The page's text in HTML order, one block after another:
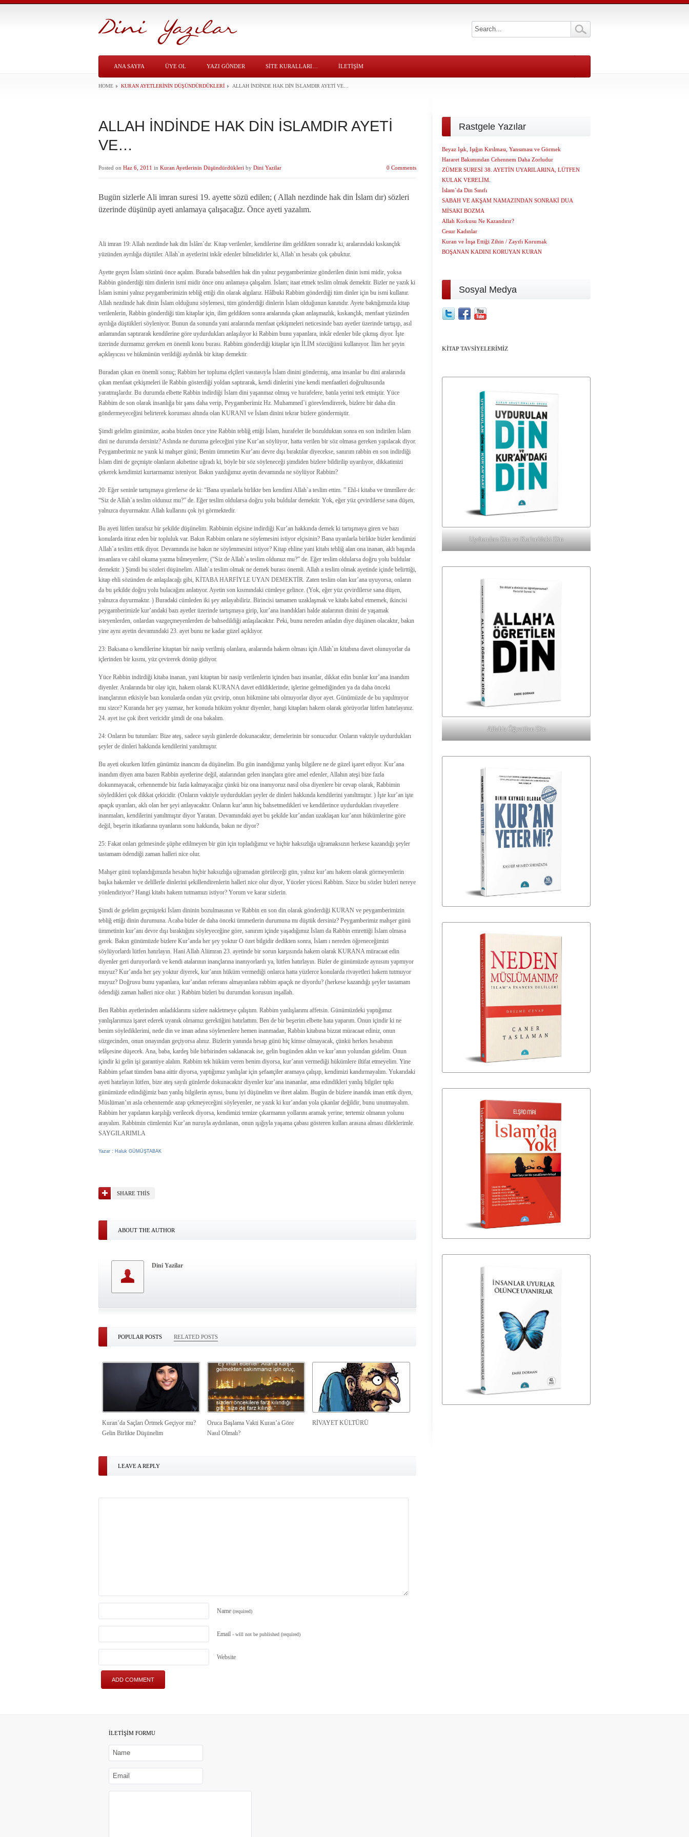
ANA SAYFA ÜYE OL YAZI GÖNDER SITE KURALLARI… İLETİŞİM
HOME KURAN AYETLERININ DÜŞÜNDÜRDÜKLERI ALLAH İNDİNDE HAK DİN İSLAMDIR AYETİ VE…
ALLAH İNDİNDE HAK DİN İSLAMDIR AYETİ
VE…
Posted on Haz 6, 2011 in Kuran Ayetlerinin Düşündürdükleri by Dini Yazilar 0 Comments
Bugün sizlerle Ali imran suresi 19. ayette sözü edilen; ( Allah nezdinde hak din İslam dır) sözleri
üzerinde düşünüp ayeti anlamaya çalışacağız. Önce ayeti yazalım.
Ali imran 19: Allah nezdinde hak din İslâm`dır. Kitap verilenler, kendilerine ilim geldikten sonradır ki, aralarındaki kıskançlık
yüzünden ayrılığa düştüler. Allah`ın ayetlerini inkâr edenler bilmelidirler ki, Allah`ın hesabı çok çabuktur.
Ayette geçen İslam sözünü önce açalım. Burada bahsedilen hak din yalnız peygamberimize gönderilen dinin ismi midir, yoksa
Rabbin gönderdiği tüm dinlerin ismi midir önce onu anlamaya çalışalım. İslam; itaat etmek teslim olmak demektir. Bizler ne yazık ki
İslam ismini yalnız peygamberimizin tebliğ ettiği din olarak algılarız. Hâlbuki Rabbim gönderdiği tüm dinler için bu ismi kullanır.
Allah nezdinde hak dinin İslam olduğunu söylemesi, tüm gönderdiği dinlerin İslam olduğunun kanıtıdır. Ayete baktığımızda kitap
verilenlerin, Rabbin gönderdiği tüm kitaplar için, ilim geldikten sonra aralarında çıkan anlaşmazlık, kıskançlık, menfaat yüzünden
ayrılığa düştükleri söyleniyor. Bunun da sonunda yani aralarında menfaat çekişmeleri neticesinde bazı ayetler üzerinde tartışıp, asıl
anlamından saptırarak kendilerine göre uydurdukları anlaşılıyor ki Rabbim bunu yapanlara, inkâr edenler bile çıkmış diyor. İşte
üzerinde durmamız gereken en önemli konu burası. Rabbim gönderdiği kitaplar için İLİM sözcüğünü kullanıyor. İlim her şeyin
açıklayıcısı ve hükmünün verildiği aydınlık bir kitap demektir.
Buradan çıkan en önemli sonuç; Rabbim her topluma elçileri vasıtasıyla İslam dinini göndermiş, ama insanlar bu dini aralarında
çıkan menfaat çekişmeleri ile Rabbin gösterdiği yoldan saptırarak, kendi dinlerini yine kendi menfaatleri doğrultusunda
yaratmışlardır. Bu durumda elbette Rabbin indirdiği İslam dini yaşanmaz olmuş ve hurafelere, batıla yerini terk etmiştir. Yüce
Rabbim de son olarak insanlığa bir şans daha verip, Peygamberimiz Hz. Muhammed`i görevlendirerek, bizlere bir daha din
göndermeyeceğini belirterek koruması altında olan KURANI ve İslam dinini tekrar bizlere göndermiştir.
Şimdi gelelim günümüze, acaba bizden önce yine Rabbin tebliğ ettiği İslam, hurafeler ile bozulduktan sonra en son indirilen İslam
dini ne durumda dersiniz? Aslında ne duruma geleceğini yine Kur’an söylüyor, hatta verilen bir söz olmasa gereken yapılacak diyor.
Peygamberimiz ne yazık ki mahşer günü; Benim ümmetim Kur’anı devre dışı bıraktılar diyecekse, sanırım rabbin en son indirdiği
İslam dini de geçmişte olanların akıbetine uğradı ki, böyle bir söz söyleneceği şimdiden bizlere bildirilip uyarılıyor, dikkatimizi
çekerek kendimizi kurtarmamız isteniyor. Bakın yazdığımız ayetin devamında ne söylüyor Rabbim?
20: Eğer seninle tartışmaya girerlerse de ki: “Bana uyanlarla birlikte ben kendimi Allah`a teslim ettim. ” Ehl-i kitaba ve ümmîlere de:
“Siz de Allah`a teslim oldunuz mu?” de. Eğer teslim oldularsa doğru yolu buldular demektir. Yok, eğer yüz çevirdilerse sana düşen,
yalnızca duyurmaktır. Allah kullarını çok iyi görmektedir.
Bu ayeti lütfen tarafsız bir şekilde düşünelim. Rabbimin elçisine indirdiği Kur’an hakkında demek ki tartışmaya giren ve bazı
konularda itiraz eden bir topluluk var. Bakın Rabbim onlara ne söylemesini istiyor elçisinin? Bana uyanlarla birlikte bizler kendimizi
Allah`a teslim ettik diyor. Devamında ise bakın ne söylenmesini istiyor? Kitap ehline yani kitabı tebliğ alan ona inanan, aklı başında
insanlara ve cahil okuma yazma bilmeyenlere, (“Siz de Allah`a teslim oldunuz mu?” de. Eğer teslim oldularsa doğru yolu buldular
demektir. ) Şimdi bu sözleri düşünelim. Allah`a teslim olmak ne demek burası önemli. Allah a teslim olmak ayetinde içinde belirttiği,
kitap ehli sözünden de anlaşılacağı gibi, KİTABA HARFİYLE UYAN DEMEKTİR. Zaten teslim olan kur’ana uyuyorsa, onların
da bu şekilde doğru yolu bulacağını anlatıyor. Ayetin son kısmındaki cümleye gelince. (Yok, eğer yüz çevirdilerse sana düşen,
yalnızca duyurmaktır. ) Buradaki cümleden iki şey anlayabiliriz. Birincisi tamamen uzaklaşmak ve kitabı kabul etmemek, ikincisi
peygamberimizle kur’andaki bazı ayetler üzerinde tartışmaya girip, kur’ana inandıkları halde atalarının dinini de yaşamak
isteyenlerden, onlardan vazgeçmeyenlerden de bahsedildiği anlaşılacaktır. Peki, bunu nereden anladın diye düşünen olacaktır, bakın
yine aynı ayetin devamındaki 23. ayet bunu ne kadar güzel açıklıyor.
23: Baksana o kendilerine kitaptan bir nasip verilmiş olanlara, aralarında hakem olması için Allah`ın kitabına davet olunuyorlar da
içlerinden bir kısmı, yüz çevirerek dönüp gidiyor.
Yüce Rabbin indirdiği kitaba inanan, yani kitaptan bir nasip verilenlerin içinden bazı insanlar, dikkat edin bunlar kur’ana inandım
diyenler. Aralarında bir olay için, hakem olarak KURANA davet edildiklerinde, işlerine gelmediğinden ya da daha önceki
inançlarının etkisiyle bazı konularda ondan yüz çevirip, onun hükmüne tabi olmuyorlar diyor ayet. Günümüzde de bu yapılmıyor
mu sizce? Kuranda her şey yazmaz, her konuda hüküm yoktur diyenler, hangi kitapları hakem olarak görüyorlar lütfen hatırlayınız.
24. ayet ise çok ibret vericidir şimdi de ona bakalım.
24: Onların bu tutumları: Bize ateş, sadece sayılı günlerde dokunacaktır, demelerinin bir sonucudur. Onların vaktiyle uydurdukları
şeyler de dinleri hakkında kendilerini yanıltmıştır.
Bu ayeti okurken lütfen günümüz inancını da düşünelim. Bu gün inandığımız yanlış bilgilere ne de güzel işaret ediyor. Kur’ana
inandım diyen ama bazen Rabbin ayetlerine değil, atalarından gelen inançlara göre amel edenler, Allahın ateşi bize fazla
dokunmayacak, cehennemde biz fazla kalmayacağız çünkü biz ona inanıyoruz nasıl olsa diyenlere bir cevap olarak, Rabbimin
söyledikleri çok dikkat çekicidir. (Onların vaktiyle uydurdukları şeyler de dinleri hakkında kendilerini yanıltmıştır. ) İşte kur’an işte
apaçık uyarıları, aklı olan her şeyi anlayacaktır. Onların kur’anın hiç bahsetmedikleri ve kendilerince uydurdukları rivayetlere
inanmaları, kendilerini yanıltmıştır diyor Yaratan. Devamındaki ayet bu şekilde kur’andan uzaklaşan kur’anın hükümlerine göre
değil, beşerin itikatlarına uyanların sonu hakkında, bakın ne diyor?
25: Fakat onları gelmesinde şüphe edilmeyen bir gün için topladığımız ve hiçbir haksızlığa uğramaksızın herkese kazandığı şeyler
tastamam ödendiği zaman halleri nice olur.
Mahşer günü toplandığımızda hesabın hiçbir haksızlığa uğramadan görüleceği gün, yalnız kur’anı hakem olarak görmeyenlerin
başka hakemler ve delillerle dinlerini şekillendirenlerin halleri nice olur diyor, Yüceler yücesi Rabbim. Sizce bu sözler bizleri nereye
yönlendiriyor? Hangi kitabı hakem tutmamızı istiyor? Yorum ve karar sizlerin.
Şimdi de gelelim geçmişteki İslam dininin bozulmasının ve Rabbin en son din olarak gönderdiği KURAN ve peygamberimizin
tebliğ ettiği dinin durumuna. Acaba bizler de daha önceki ümmetlerin durumuna mı düştük dersiniz? Peygamberimiz mahşer günü
ümmetinin kur’anı devre dışı bıraktığını söyleyeceğine göre, sanırım içinde yaşadığımız İslam da Rabbin emrettiği İslam olmasa
gerek. Bakın günümüzde bizlere Kur’anda her şey yoktur O özet bilgidir dedikten sonra, İslam ı nereden öğreneceğimizi
söylüyorlardı lütfen hatırlayın. Hani Allah Aliimran 23. ayetinde bir sorun karşısında hakem olarak KURANA müracaat edin
diyenler geri duruyorlardı ve kendi atalarının inançlarına inanıyorlardı ya, lütfen hatırlayın. Bizler de günümüzde aynısını yapmıyor
muyuz? Kur’anda her şey yoktur diyerek, kur’anın hüküm vermediği onlarca hatta yüzlerce konularda rivayetleri hakem tutmuyor
muyuz? Doğrusu bunu yapanlara, kur’andan referans almayanlara rabbim apaçık ne diyordu? (herkese kazandığı şeyler tastamam
ödendiği zaman halleri nice olur. ) Rabbim bizleri bu durumdan korusun inşallah.
Ben Rabbin ayetlerinden anladıklarımı sizlere nakletmeye çalıştım. Rabbim yanlışlarımı affetsin. Günümüzdeki yaptığımız
yanlışlarımıza işaret ederek uyanık olmamız gerektiğini hatırlattım. Ben de bir beşerim elbette hata yaparım. Onun içindir ki ne
benim söylediklerimi, nede din ve iman adına söylenenlere hemen inanmadan, Rabbin kitabına bizzat müracaat ediniz, onun
süzgecinden, onun onayından geçiyorsa alınız. Bizlerin yanında hesap günü hiç kimse olmayacak, çünkü herkes hesabının
telâşesine düşecek. Ana, baba, kardeş bile birbirinden saklanacak ise, gelin bugünden aklın ve kur’anın yolundan gidelim. Onun
içindir ki gelin işi garantiye alalım. Rabbim tek hüküm veren benim diyorsa, kur’anın vermediği hükümlere iltifat etmeyelim. Yine
Rabbim şefaat tümden bana aittir diyorsa, yaptığımız yanlışlar için şefaatçiler aramaya çalışıp, kendimizi kandırmayalım. Yukarıdaki
ayeti hatırlayın lütfen, bize ateş sayılı günlerde dokunacaktır diyenler kur’ana inananlar, ama edindikleri yanlış bilgiler tıpkı
günümüzde edindiğimiz bazı yanlış bilgilerin aynısı, bunu iyi düşünelim ve ibret alalım. Bugün de bizlere inandık iman ettik diyen,
Müslüman’ın asla cehennemde azap çekmeyeceğini söyleyenler, ne yazık ki kur’andan yola çıkanlar değildir, bunu unutmayalım.
Rabbim her yapılanın karşılığı verilecek diyorsa, kendimizi temize çıkarmanın yollarını aramak yerine, tertemiz olmanın yolunu
arayalım. Rabbimin cümlemizi Kur’an nuruyla aydınlanan, onun ışığıyla yaşama çabası gösteren kulları arasına alması dileklerimle.
SAYGILARIMLA
Yazar : Haluk GÜMÜŞTABAK
SHARE THIS
ABOUT THE AUTHOR
Dini Yazilar
POPULAR POSTS RELATED POSTS
Kuran’da Saçları Örtmek Geçiyor mu?
Gelin Birlikte Düşünelim
Oruca Başlama Vakti Kuran’a Göre
Nasıl Olmalı?
RİVAYET KÜLTÜRÜ
LEAVE A REPLY
Name (required)
Email - will not be published (required)
Website
Rastgele Yazılar
Beyaz Işık, Işığın Kırılması, Yansıması ve Görmek
Hararet Bakımından Cehennem Daha Zorludur
ZÜMER SURESİ 38. AYETİN UYARILARINA, LÜTFEN
KULAK VERELİM.
İslam`da Din Sınıfı
SABAH VE AKŞAM NAMAZINDAN SONRAKİ DUA
MİSAKI BOZMA
Allah Korkusu Ne Kazandırır?
Cesur Kadınlar
Kuran ve İnşa Ettiği Zihin / Zayıfı Korumak
BOŞANAN KADINI KORUYAN KURAN
Sosyal Medya
KİTAP TAVSİYELERİMİZ
Uydurulan Din ve Kur'an'daki Din
Allah'a Öğretilen Din
İLETİŞİM FORMU